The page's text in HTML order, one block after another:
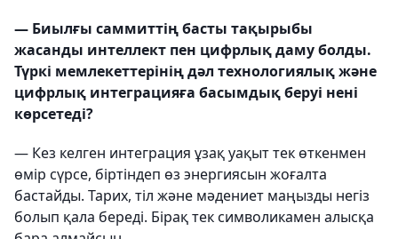
— Биылғы саммиттің басты тақырыбы
жасанды интеллект пен цифрлық даму болды.
Түркі мемлекеттерінің дәл технологиялық және
цифрлық интеграцияға басымдық беруі нені
көрсетеді?
— Кез келген интеграция ұзақ уақыт тек өткенмен
өмір сүрсе, біртіндеп өз энергиясын жоғалта
бастайды. Тарих, тіл және мәдениет маңызды негіз
болып қала береді. Бірақ тек символикамен алысқа